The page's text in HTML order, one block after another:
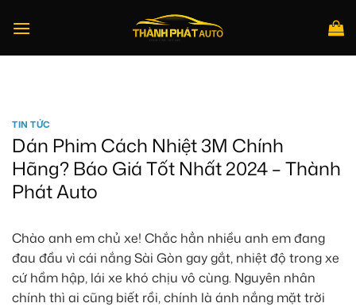
qua
TIN TỨC
Dán Phim Cách Nhiệt 3M Chính
Hãng? Báo Giá Tốt Nhất 2024 – Thành
Phát Auto
Chào anh em chủ xe! Chắc hẳn nhiều anh em đang
đau đầu vì cái nắng Sài Gòn gay gắt, nhiệt độ trong xe
cứ hầm hập, lái xe khó chịu vô cùng. Nguyên nhân
chính thì ai cũng biết rồi, chính là ánh nắng mặt trời